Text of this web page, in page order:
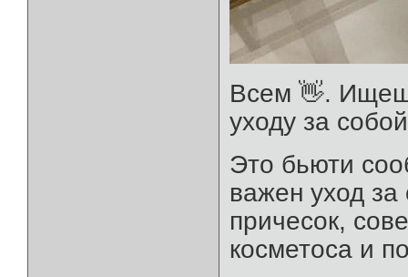
Всем 👋.
уходу за
Это бьюти
важен уход
причесок,
косметоса и